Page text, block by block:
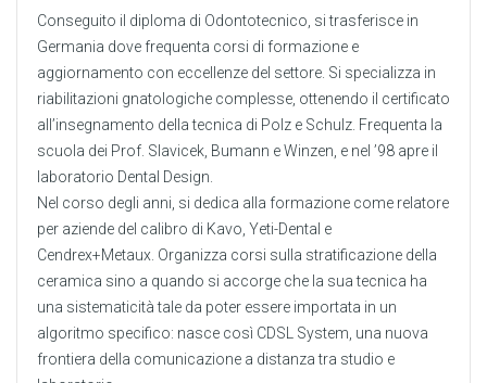
Conseguito il diploma di Odontotecnico, si trasferisce in
Germania dove frequenta corsi di formazione e
aggiornamento con eccellenze del settore. Si specializza in
riabilitazioni gnatologiche complesse, ottenendo il certificato
all’insegnamento della tecnica di Polz e Schulz. Frequenta la
scuola dei Prof. Slavicek, Bumann e Winzen, e nel ’98 apre il
laboratorio Dental Design.
Nel corso degli anni, si dedica alla formazione come relatore
per aziende del calibro di Kavo, Yeti-Dental e
Cendrex+Metaux. Organizza corsi sulla stratificazione della
ceramica sino a quando si accorge che la sua tecnica ha
una sistematicità tale da poter essere importata in un
algoritmo specifico: nasce così CDSL System, una nuova
frontiera della comunicazione a distanza tra studio e